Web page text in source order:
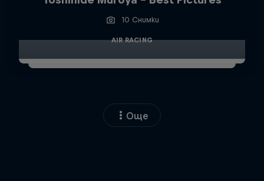
10 Снимки
AIR RACING
Още